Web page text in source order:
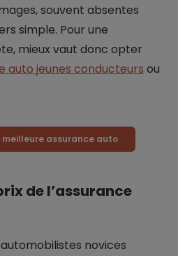
souvent absentes
simple. Pour une
mieux vaut donc opter
auto jeunes conducteurs ou
assurance auto
de l’assurance
novices